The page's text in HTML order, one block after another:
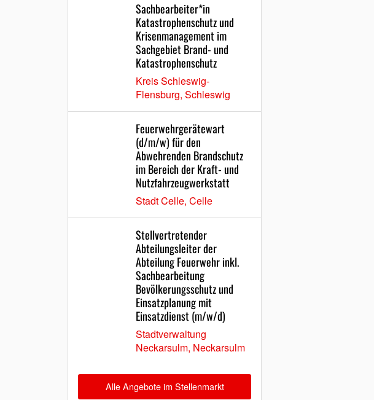
Sachbearbeiter*in
Katastrophenschutz und
Krisenmanagement im
Sachgebiet Brand- und
Katastrophenschutz
Kreis Schleswig-
Flensburg, Schleswig
Feuerwehrgerätewart
(d/m/w) für den
Abwehrenden Brandschutz
im Bereich der Kraft- und
Nutzfahrzeugwerkstatt
Stadt Celle, Celle
Stellvertretender
Abteilungsleiter der
Abteilung Feuerwehr inkl.
Sachbearbeitung
Bevölkerungsschutz und
Einsatzplanung mit
Einsatzdienst (m/w/d)
Stadtverwaltung
Neckarsulm, Neckarsulm
Alle Angebote im Stellenmarkt